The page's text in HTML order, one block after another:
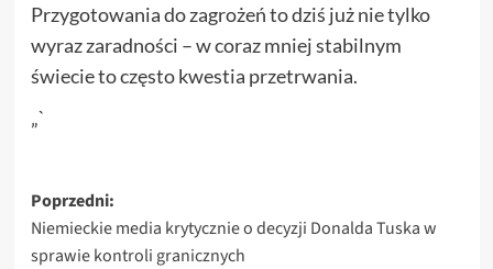
Przygotowania do zagrożeń to dziś już nie tylko
wyraz zaradności – w coraz mniej stabilnym
świecie to często kwestia przetrwania.
„`
Zobacz
wpisy
Poprzedni:
Niemieckie media krytycznie o decyzji Donalda Tuska w
sprawie kontroli granicznych